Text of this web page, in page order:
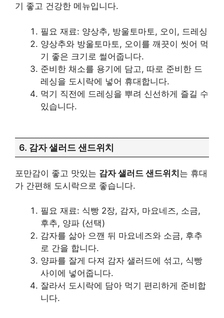
기 좋고 건강한 메뉴입니다.
필요 재료: 양상추, 방울토마토, 오이, 드레싱
양상추와 방울토마토, 오이를 깨끗이 씻어 먹
기 좋은 크기로 썰어줍니다.
준비한 채소를 용기에 담고, 따로 준비한 드
레싱을 도시락에 넣어 휴대합니다.
먹기 직전에 드레싱을 뿌려 신선하게 즐길 수
있습니다.
6. 감자 샐러드 샌드위치
포만감이 좋고 맛있는 감자 샐러드 샌드위치는 휴대
가 간편해 도시락으로 좋습니다.
필요 재료: 식빵 2장, 감자, 마요네즈, 소금,
후추, 양파 (선택)
감자를 삶아 으깬 뒤 마요네즈와 소금, 후추
로 간을 합니다.
양파를 잘게 다져 감자 샐러드에 섞고, 식빵
사이에 넣어줍니다.
잘라서 도시락에 담아 먹기 편리하게 준비합
니다.